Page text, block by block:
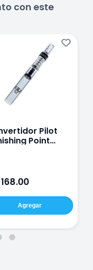
con este
Pilot
Point
Agregar